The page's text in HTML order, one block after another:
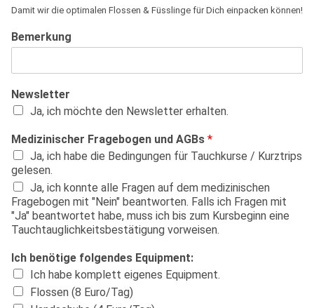
Damit wir die optimalen Flossen & Füsslinge für Dich einpacken können!
Bemerkung
Newsletter
Ja, ich möchte den Newsletter erhalten.
Medizinischer Fragebogen und AGBs *
Ja, ich habe die Bedingungen für Tauchkurse / Kurztrips
gelesen.
Ja, ich konnte alle Fragen auf dem medizinischen
Fragebogen mit "Nein" beantworten. Falls ich Fragen mit
"Ja" beantwortet habe, muss ich bis zum Kursbeginn eine
Tauchtauglichkeitsbestätigung vorweisen.
Ich benötige folgendes Equipment:
Ich habe komplett eigenes Equipment.
Flossen (8 Euro/Tag)